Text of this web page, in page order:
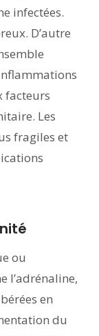
infectées.
D’autre
facteurs
Les
fragiles et
ou
l’adrénaline,
en
du